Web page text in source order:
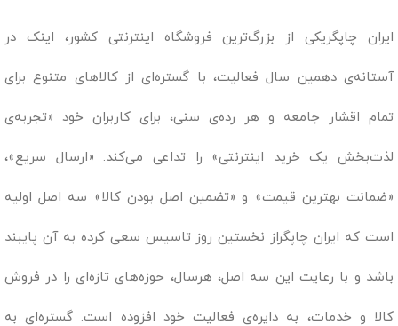
ایران چاپگریکی از بزرگ‌ترین فروشگاه اینترنتی کشور، اینک در
آستانه‌ی دهمین سال فعالیت، با گستره‌ای از کالاهای متنوع برای
تمام اقشار جامعه و هر رده‌ی سنی، برای کاربران خود «تجربه‌ی
لذت‌بخش یک خرید اینترنتی» را تداعی می‌کند. «ارسال سریع»،
«ضمانت بهترین قیمت» و «تضمین اصل بودن کالا» سه اصل اولیه
است که ایران چاپگراز نخستین روز تاسیس سعی کرده به آن پایبند
باشد و با رعایت این سه اصل، هرسال، حوزه‌های تازه‌ای را در فروش
کالا و خدمات، به دایره‌ی فعالیت خود افزوده است. گستره‌ای به